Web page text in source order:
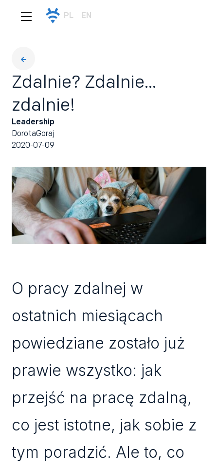
PL EN
Zdalnie? Zdalnie...
zdalnie!
Leadership
DorotaGoraj
2020-07-09
O pracy zdalnej w
ostatnich miesiącach
powiedziane zostało już
prawie wszystko: jak
przejść na pracę zdalną,
co jest istotne, jak sobie z
tym poradzić. Ale to, co